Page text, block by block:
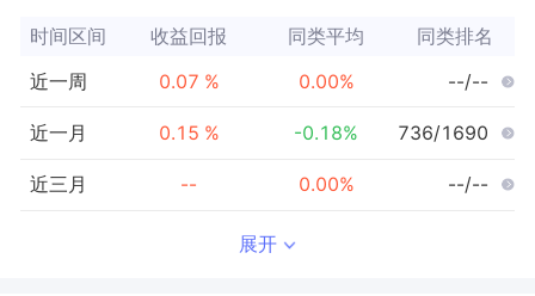
时间区间 收益回报 同类平均 同类排名
近一周 0.07 % 0.00% --/--
近一月 0.15 % -0.18% 736/1690
近三月 -- 0.00% --/--
展开